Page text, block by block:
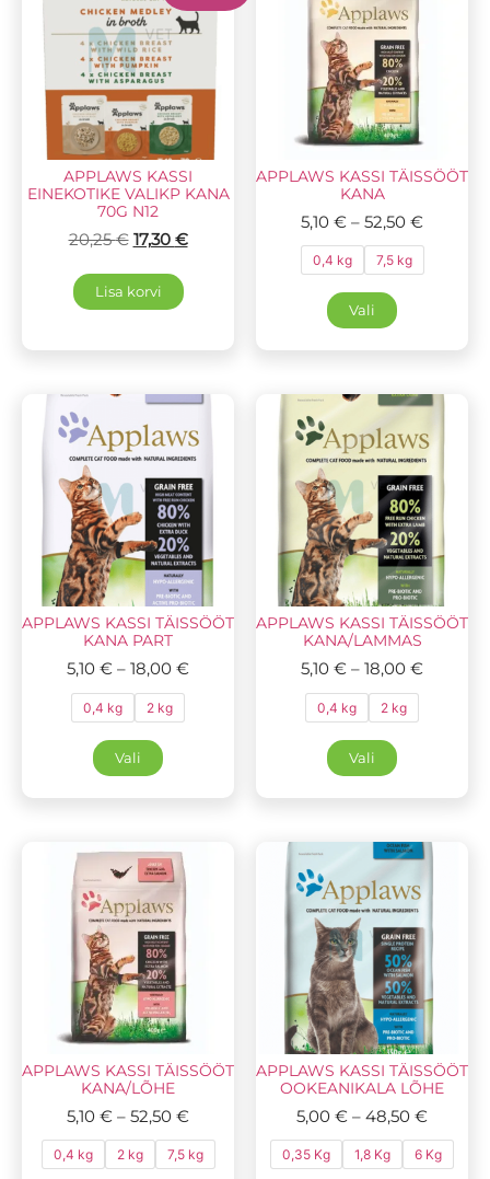
APPLAWS KASSI
EINEKOTIKE VALIKP KANA
70G N12
20,25€ 17,30 €
Lisa korvi
APPLAWS KASSI TÄISSÖÖT
KANA
5,10 € – 52,50 €
0,4 kg 7,5 kg
Vali
APPLAWS KASSI TÄISSÖÖT
KANA PART
5,10 € – 18,00 €
0,4 kg 2 kg
Vali
APPLAWS KASSI TÄISSÖÖT
KANA/LAMMAS
5,10 € – 18,00 €
0,4 kg 2 kg
Vali
APPLAWS KASSI TÄISSÖÖT
KANA/LÕHE
5,10 € – 52,50 €
0,4 kg 2 kg 7,5 kg
APPLAWS KASSI TÄISSÖÖT
OOKEANIKALA LÕHE
5,00 € – 48,50 €
0,35 Kg 1,8 Kg 6 Kg